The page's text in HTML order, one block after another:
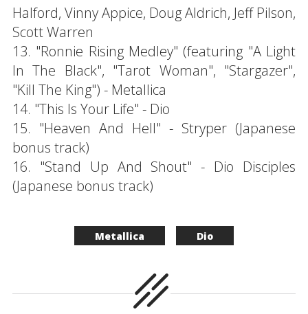
Halford, Vinny Appice, Doug Aldrich, Jeff Pilson,
Scott Warren
13. "Ronnie Rising Medley" (featuring "A Light
In The Black", "Tarot Woman", "Stargazer",
"Kill The King") - Metallica
14. "This Is Your Life" - Dio
15. "Heaven And Hell" - Stryper (Japanese
bonus track)
16. "Stand Up And Shout" - Dio Disciples
(Japanese bonus track)
Metallica Dio